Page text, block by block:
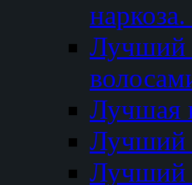
Лучший
Лучшая
Лучший
Лучший